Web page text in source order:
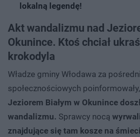
lokalną legendę!
Akt wandalizmu nad
Okunince. Ktoś chciał
krokodyla
Władze gminy Włodawa za
społecznościowych
Jeziorem Białym w Okunince
wandalizmu. Sprawcy nocą
znajdujące się tam kosze na